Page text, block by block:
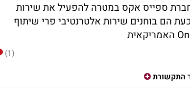
ספייס אקס במטרה להפעיל את שירות
הם בוחנים שירות אלטרנטיבי פרי שיתוף
(1)
התקשורת